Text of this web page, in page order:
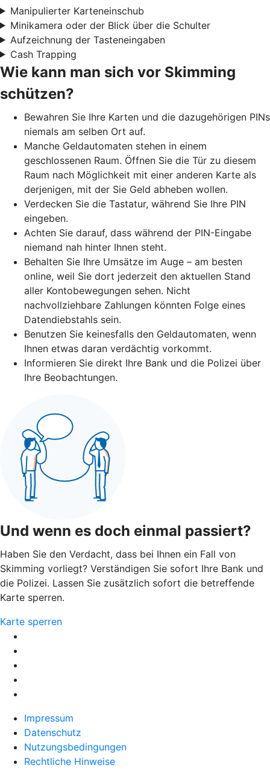
Manipulierter Karteneinschub
Minikamera oder der Blick über die Schulter
Aufzeichnung der Tasteneingaben
Cash Trapping
Wie kann man sich vor Skimming
schützen?
Bewahren Sie Ihre Karten und die dazugehörigen PINs
niemals am selben Ort auf.
Manche Geldautomaten stehen in einem
geschlossenen Raum. Öffnen Sie die Tür zu diesem
Raum nach Möglichkeit mit einer anderen Karte als
derjenigen, mit der Sie Geld abheben wollen.
Verdecken Sie die Tastatur, während Sie Ihre PIN
eingeben.
Achten Sie darauf, dass während der PIN-Eingabe
niemand nah hinter Ihnen steht.
Behalten Sie Ihre Umsätze im Auge – am besten
online, weil Sie dort jederzeit den aktuellen Stand
aller Kontobewegungen sehen. Nicht
nachvollziehbare Zahlungen könnten Folge eines
Datendiebstahls sein.
Benutzen Sie keinesfalls den Geldautomaten, wenn
Ihnen etwas daran verdächtig vorkommt.
Informieren Sie direkt Ihre Bank und die Polizei über
Ihre Beobachtungen.
Und wenn es doch einmal passiert?
Haben Sie den Verdacht, dass bei Ihnen ein Fall von
Skimming vorliegt? Verständigen Sie sofort Ihre Bank und
die Polizei. Lassen Sie zusätzlich sofort die betreffende
Karte sperren.
Karte sperren
Impressum
Datenschutz
Nutzungsbedingungen
Rechtliche Hinweise